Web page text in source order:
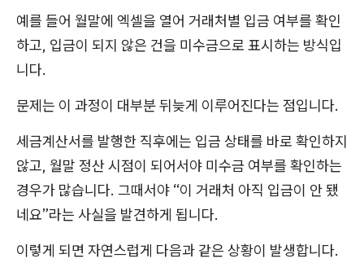
예를 들어 월말에 엑셀을 열어 거래처별 입금 여부를 확인
하고, 입금이 되지 않은 건을 미수금으로 표시하는 방식입
니다.
문제는 이 과정이 대부분 뒤늦게 이루어진다는 점입니다.
세금계산서를 발행한 직후에는 입금 상태를 바로 확인하지
않고, 월말 정산 시점이 되어서야 미수금 여부를 확인하는
경우가 많습니다. 그때서야 “이 거래처 아직 입금이 안 됐
네요”라는 사실을 발견하게 됩니다.
이렇게 되면 자연스럽게 다음과 같은 상황이 발생합니다.